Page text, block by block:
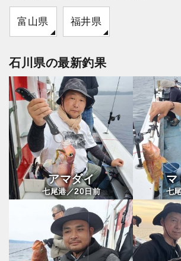
富山県 福井県
石川県の最新釣果
アマダイ
七尾港／20日前
マ
七